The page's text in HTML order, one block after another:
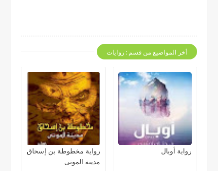
أخر المواضيع من قسم : روايات
رواية أوبال
رواية مخطوطة بن إسحاق
مدينة الموتى